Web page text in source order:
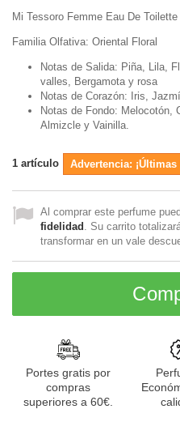
Mi Tessoro Femme Eau De Toilette
Familia Olfativa: Oriental Floral
Notas de Salida: Piña, Lila,
valles, Bergamota y rosa
Notas de Corazón: Iris,
Notas de Fondo: Melocotón,
Almizcle y Vainilla.
1 artículo Advertencia:
Al comprar este perfume
fidelidad . Su carrito
transformar en un vale
Portes gratis por
compras
superiores a 60€.